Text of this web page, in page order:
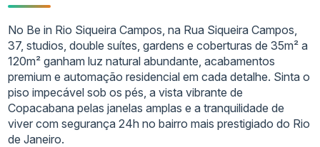
No Be in Rio Siqueira Campos, na Rua Siqueira Campos,
37, studios, double suítes, gardens e coberturas de 35m² a
120m² ganham luz natural abundante, acabamentos
premium e automação residencial em cada detalhe. Sinta o
piso impecável sob os pés, a vista vibrante de
Copacabana pelas janelas amplas e a tranquilidade de
viver com segurança 24h no bairro mais prestigiado do Rio
de Janeiro.